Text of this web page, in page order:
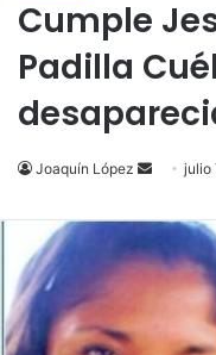
Cumple
Padilla
Joaquín López
Send
email
julio